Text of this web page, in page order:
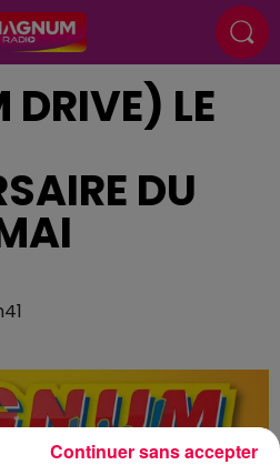
LE
DU
Continuer sans accepter